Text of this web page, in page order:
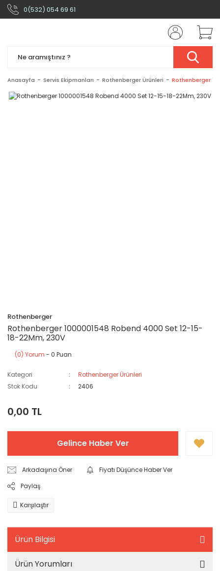
0(532) 054 69 61
Anasayfa Servis Ekipmanları Rothenberger Ürünleri Rothenberger
Rothenberger
Rothenberger 1000001548 Robend 4000 Set 12-15-
18-22Mm, 230V
(0) Yorum - 0 Puan
Kategori
Rothenberger Ürünleri
Stok Kodu
2406
0,00 TL
Gelince Haber Ver
Arkadaşına Öner
Fiyatı Düşünce Haber Ver
Paylaş
Karşılaştır
Ürün Bilgisi
Ürün Yorumları